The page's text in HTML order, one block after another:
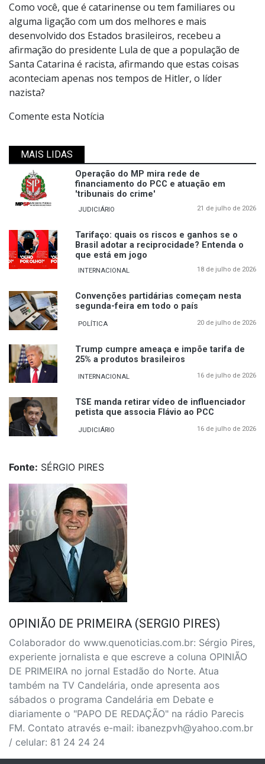
Como você, que é catarinense ou tem familiares ou
alguma ligação com um dos melhores e mais
desenvolvido dos Estados brasileiros, recebeu a
afirmação do presidente Lula de que a população de
Santa Catarina é racista, afirmando que estas coisas
aconteciam apenas nos tempos de Hitler, o líder
nazista?
Comente esta Notícia
MAIS LIDAS
Operação do MP mira rede de
financiamento do PCC e atuação em
'tribunais do crime'
JUDICIÁRIO 21 de julho de 2026
Tarifaço: quais os riscos e ganhos se o
Brasil adotar a reciprocidade? Entenda o
que está em jogo
INTERNACIONAL 18 de julho de 2026
Convenções partidárias começam nesta
segunda-feira em todo o país
POLÍTICA 20 de julho de 2026
Trump cumpre ameaça e impõe tarifa de
25% a produtos brasileiros
INTERNACIONAL 16 de julho de 2026
TSE manda retirar vídeo de influenciador
petista que associa Flávio ao PCC
JUDICIÁRIO 16 de julho de 2026
Fonte: SÉRGIO PIRES
OPINIÃO DE PRIMEIRA (SERGIO PIRES)
Colaborador do www.quenoticias.com.br: Sérgio Pires,
experiente jornalista e que escreve a coluna OPINIÃO
DE PRIMEIRA no jornal Estadão do Norte. Atua
também na TV Candelária, onde apresenta aos
sábados o programa Candelária em Debate e
diariamente o "PAPO DE REDAÇÃO" na rádio Parecis
FM. Contato através e-mail: ibanezpvh@yahoo.com.br
/ celular: 81 24 24 24